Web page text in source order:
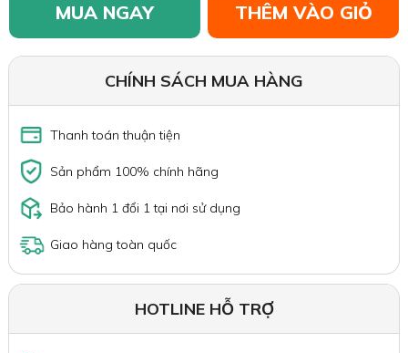
MUA NGAY THÊM VÀO GIỎ
CHÍNH SÁCH MUA HÀNG
Thanh toán thuận tiện
Sản phẩm 100% chính hãng
Bảo hành 1 đổi 1 tại nơi sử dụng
Giao hàng toàn quốc
HOTLINE HỖ TRỢ